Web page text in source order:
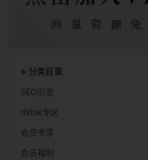
分类目录
SEO引流
tiktok专区
会员专享
会员福利